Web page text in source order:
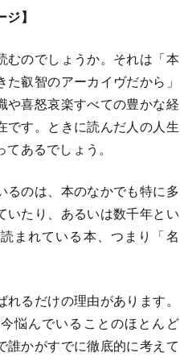
】
のでしょうか。それは「本
叡智のアーカイヴだから」
や喜怒哀楽すべての豊かな経
です。ときに読んだ人の人生
あるでしょう。
るのは、本のなかでも特に多
いたり、あるいは数千年とい
まれている本、つまり「名
れるだけの理由があります。
悩んでいることのほとんど
誰かがすでに徹底的に考えて